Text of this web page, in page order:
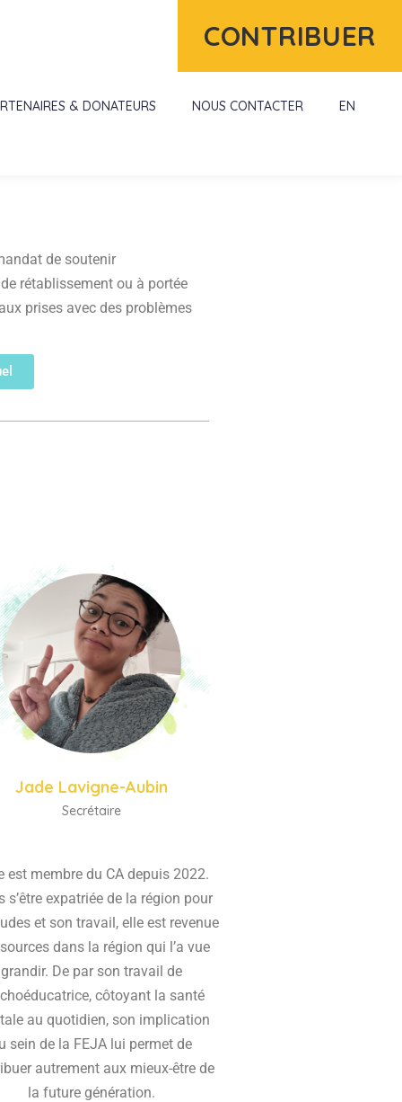
& DONATEURS NOUS CONTACTER EN
CONTRIBUER
de soutenir
rétablissement ou à portée
prises avec des problèmes
Jade Lavigne-Aubin
Secrétaire
est membre du CA depuis 2022.
s’être expatriée de la région pour
et son travail, elle est revenue
dans la région qui l’a vue
grandir. De par son travail de
côtoyant la santé
au quotidien, son implication
sein de la FEJA lui permet de
autrement aux mieux-être de
la future génération.